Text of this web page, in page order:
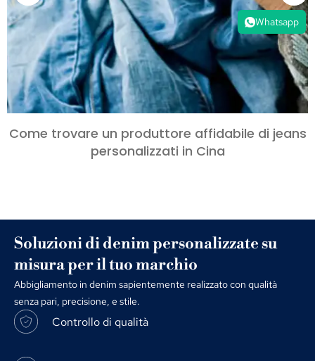
Come trovare un produttore affidabile di jeans
personalizzati in Cina
Soluzioni di denim personalizzate su
misura per il tuo marchio
Abbigliamento in denim sapientemente realizzato con qualità
senza pari, precisione, e stile.
Controllo di qualità
Whatsapp